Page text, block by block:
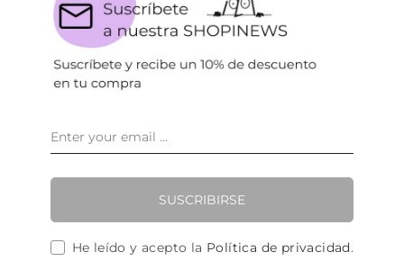
SUSCRIBIRSE
He leído y acepto la Política de privacidad.